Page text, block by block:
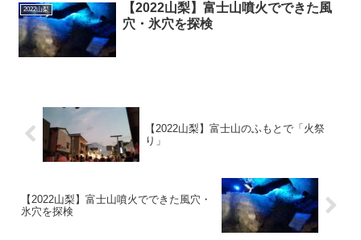
2022山梨
【2022山梨】富士山噴火でできた風
穴・氷穴を探検
【2022山梨】富士山のふもとで「火祭
り」
【2022山梨】富士山噴火でできた風穴・
氷穴を探検